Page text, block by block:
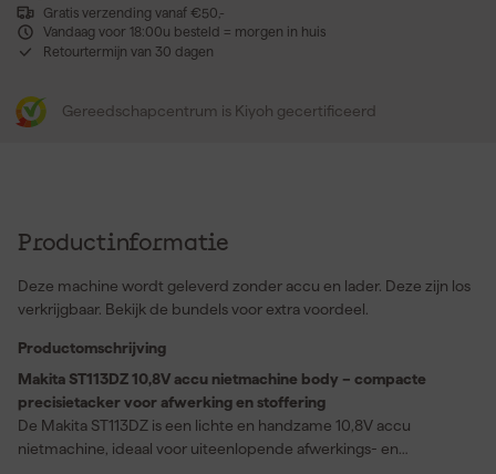
Gratis verzending vanaf €50,-
Vandaag voor 18:00u besteld = morgen in huis
Retourtermijn van 30 dagen
Gereedschapcentrum is Kiyoh gecertificeerd
Productinformatie
Deze machine wordt geleverd zonder accu en lader. Deze zijn los
verkrijgbaar. Bekijk de bundels voor extra voordeel.
Productomschrijving
Makita ST113DZ 10,8V accu nietmachine body – compacte
precisietacker voor afwerking en stoffering
De Makita ST113DZ is een lichte en handzame 10,8V accu
nietmachine, ideaal voor uiteenlopende afwerkings- en